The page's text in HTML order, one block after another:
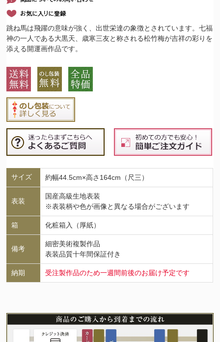
跳ね馬は飛躍の意味が強く、出世栄達の象徴とされています。七福
神の一人である大黒天、歳寒三友と称される松竹梅が吉祥の彩りを
添える開運画作品です。
サイズ 約幅44.5cm×高さ164cm（尺三）
表装
国産高級生地表装
※表装柄や色が画像と異なる場合がございます
箱 化粧箱入（厚紙）
備考
細密美術複製作品
表装品質十年間保証付き
納期 受注製作品のため一週間前後のお届け予定です